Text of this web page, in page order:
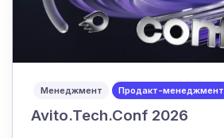
Менеджмент Продакт-менеджмент
Avito.Tech.Conf 2026